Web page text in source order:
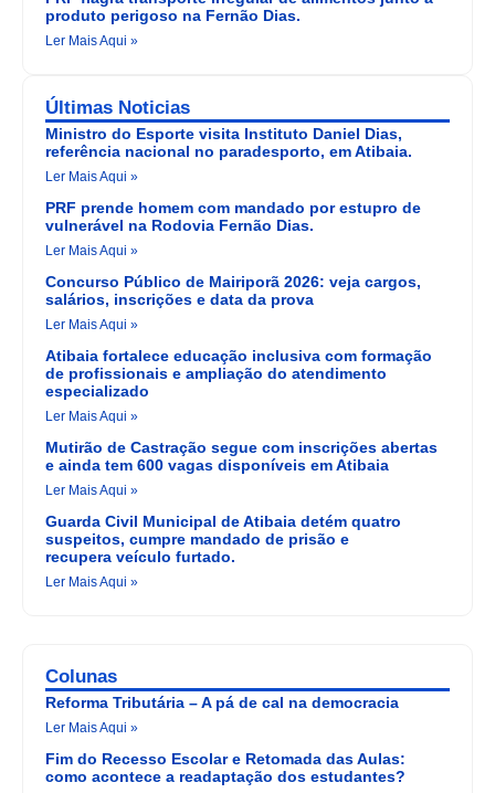
produto perigoso na Fernão Dias.
Ler Mais Aqui »
Últimas Noticias
Ministro do Esporte visita Instituto Daniel Dias,
referência nacional no paradesporto, em Atibaia.
Ler Mais Aqui »
PRF prende homem com mandado por estupro de
vulnerável na Rodovia Fernão Dias.
Ler Mais Aqui »
Concurso Público de Mairiporã 2026: veja cargos,
salários, inscrições e data da prova
Ler Mais Aqui »
Atibaia fortalece educação inclusiva com formação
de profissionais e ampliação do atendimento
especializado
Ler Mais Aqui »
Mutirão de Castração segue com inscrições abertas
e ainda tem 600 vagas disponíveis em Atibaia
Ler Mais Aqui »
Guarda Civil Municipal de Atibaia detém quatro
suspeitos, cumpre mandado de prisão e
recupera veículo furtado.
Ler Mais Aqui »
Colunas
Reforma Tributária – A pá de cal na democracia
Ler Mais Aqui »
Fim do Recesso Escolar e Retomada das Aulas:
como acontece a readaptação dos estudantes?